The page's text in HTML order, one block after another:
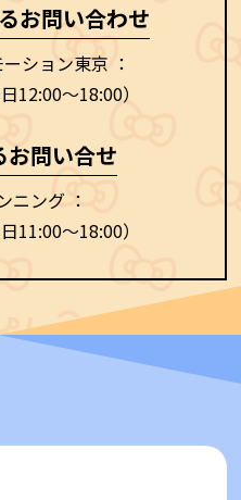
お問い合わせ
ション東京 ：
日12:00～18:00）
お問い合せ
ニング ：
日11:00～18:00）